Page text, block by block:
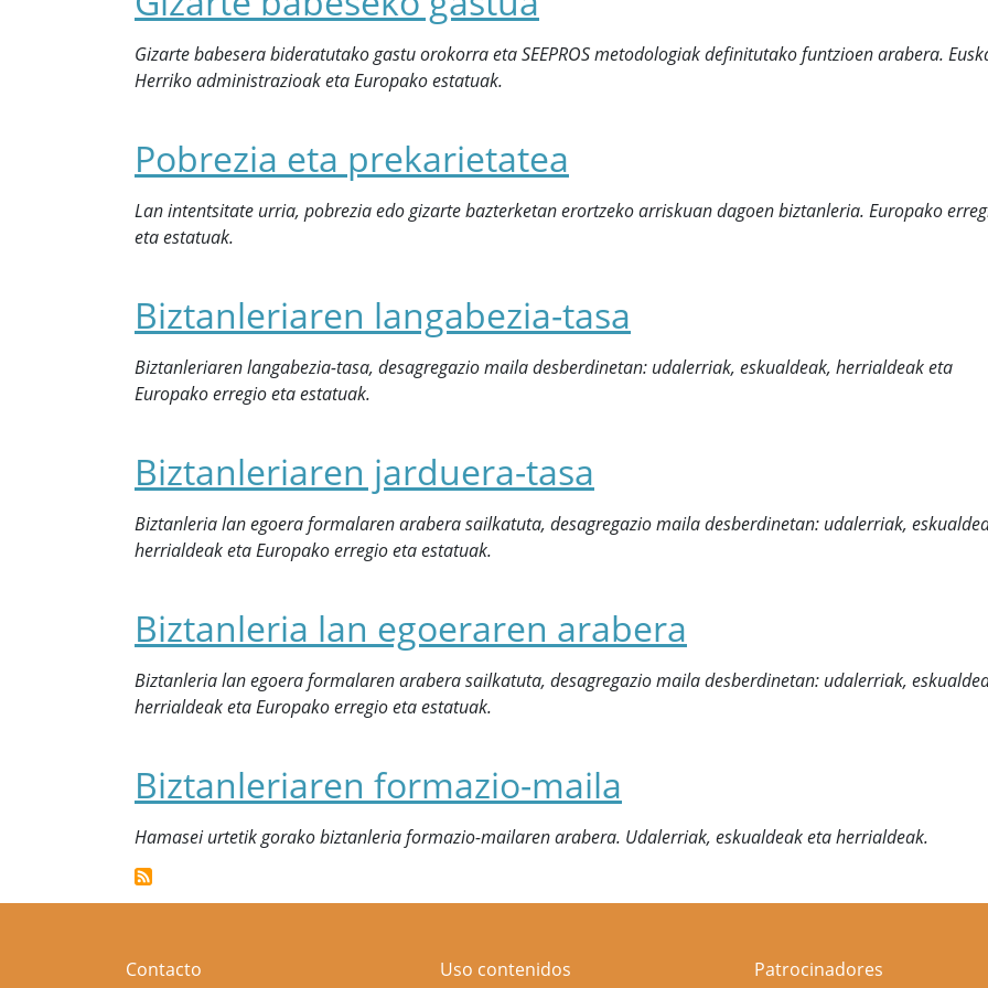
Gizarte babesera bideratutako gastu orokorra eta SEEPROS metodologiak definitutako funtzioen arabera.
Herriko administrazioak eta Europako estatuak.
Pobrezia eta prekarietatea
Lan intentsitate urria, pobrezia edo gizarte bazterketan erortzeko arriskuan dagoen biztanleria. Europako
eta estatuak.
Biztanleriaren langabezia-tasa
Biztanleriaren langabezia-tasa, desagregazio maila desberdinetan: udalerriak, eskualdeak, herrialdeak eta
Europako erregio eta estatuak.
Biztanleriaren jarduera-tasa
Biztanleria lan egoera formalaren arabera sailkatuta, desagregazio maila desberdinetan: udalerriak,
herrialdeak eta Europako erregio eta estatuak.
Biztanleria lan egoeraren arabera
Biztanleria lan egoera formalaren arabera sailkatuta, desagregazio maila desberdinetan: udalerriak,
herrialdeak eta Europako erregio eta estatuak.
Biztanleriaren formazio-maila
Hamasei urtetik gorako biztanleria formazio-mailaren arabera. Udalerriak, eskualdeak eta herrialdeak.
Contacto Uso contenidos Patrocinadores